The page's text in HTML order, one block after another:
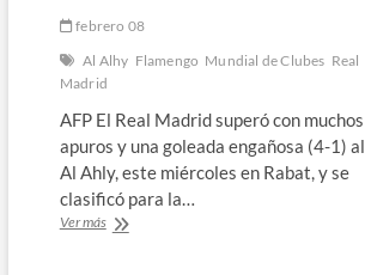
febrero 08
Al Alhy Flamengo Mundial de Clubes Real
Madrid
AFP El Real Madrid superó con muchos
apuros y una goleada engañosa (4-1) al
Al Ahly, este miércoles en Rabat, y se
clasificó para la…
Ver másEl